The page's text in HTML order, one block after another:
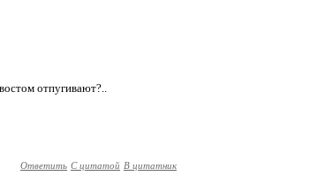
отпугивают?..
Ответить С цитатой В цитатник